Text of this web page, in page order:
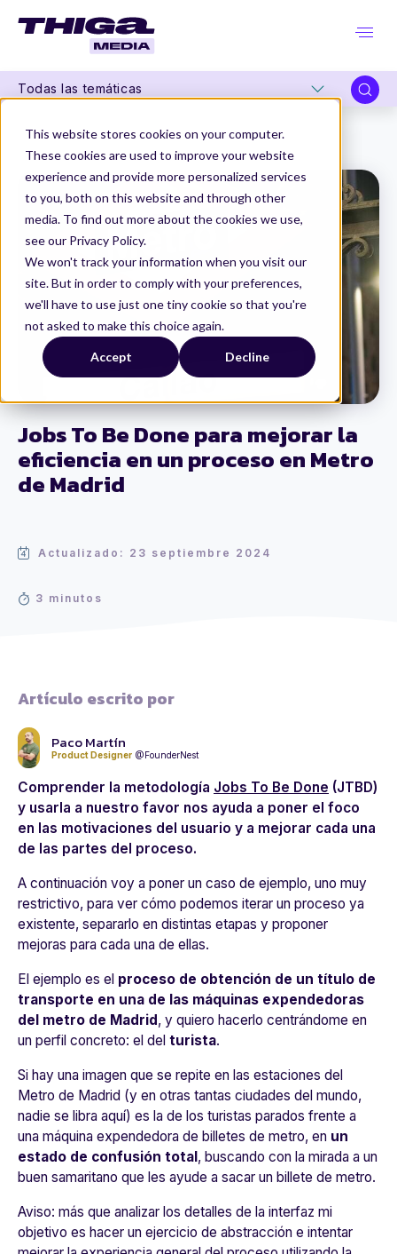
This website stores cookies on your computer.
These cookies are used to improve your website
experience and provide more personalized services
to you, both on this website and through other
media. To find out more about the cookies we use,
see our Privacy Policy.
We won't track your information when you visit our
site. But in order to comply with your preferences,
we'll have to use just one tiny cookie so that you're
not asked to make this choice again.
Accept Decline
Todas las temáticas
Jobs To Be Done para mejorar la
eficiencia en un proceso en Metro
de Madrid
Actualizado: 23 septiembre 2024
3 minutos
Thiga Media
Product Design en organizaciones
Artículo escrito por
Paco Martín
Product Designer @FounderNest
Comprender la metodología Jobs To Be Done (JTBD)
y usarla a nuestro favor nos ayuda a poner el foco
en las motivaciones del usuario y a mejorar cada una
de las partes del proceso.
A continuación voy a poner un caso de ejemplo, uno muy
restrictivo, para ver cómo podemos iterar un proceso ya
existente, separarlo en distintas etapas y proponer
mejoras para cada una de ellas.
El ejemplo es el proceso de obtención de un título de
transporte en una de las máquinas expendedoras
del metro de Madrid , y quiero hacerlo centrándome en
un perfil concreto: el del turista.
Si hay una imagen que se repite en las estaciones del
Metro de Madrid (y en otras tantas ciudades del mundo,
nadie se libra aquí) es la de los turistas parados frente a
una máquina expendedora de billetes de metro, en un
estado de confusión total , buscando con la mirada a un
buen samaritano que les ayude a sacar un billete de metro.
Aviso: más que analizar los detalles de la interfaz mi
objetivo es hacer un ejercicio de abstracción e intentar